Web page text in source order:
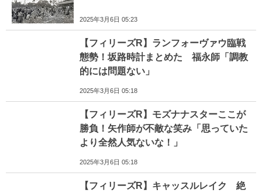
2025年3月6日 05:23
【フィリーズR】ランフォーヴァウ臨戦
態勢！坂路時計まとめた 福永師「調教
的には問題ない」
2025年3月6日 05:18
【フィリーズR】モズナナスターここが
勝負！矢作師が不敵な笑み「思っていた
より全然人気ないな！」
2025年3月6日 05:18
【フィリーズR】キャッスルレイク 絶